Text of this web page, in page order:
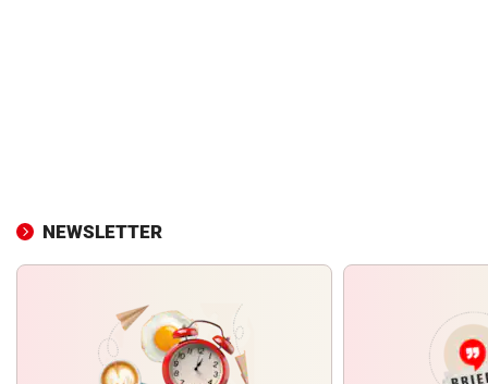
NEWSLETTER